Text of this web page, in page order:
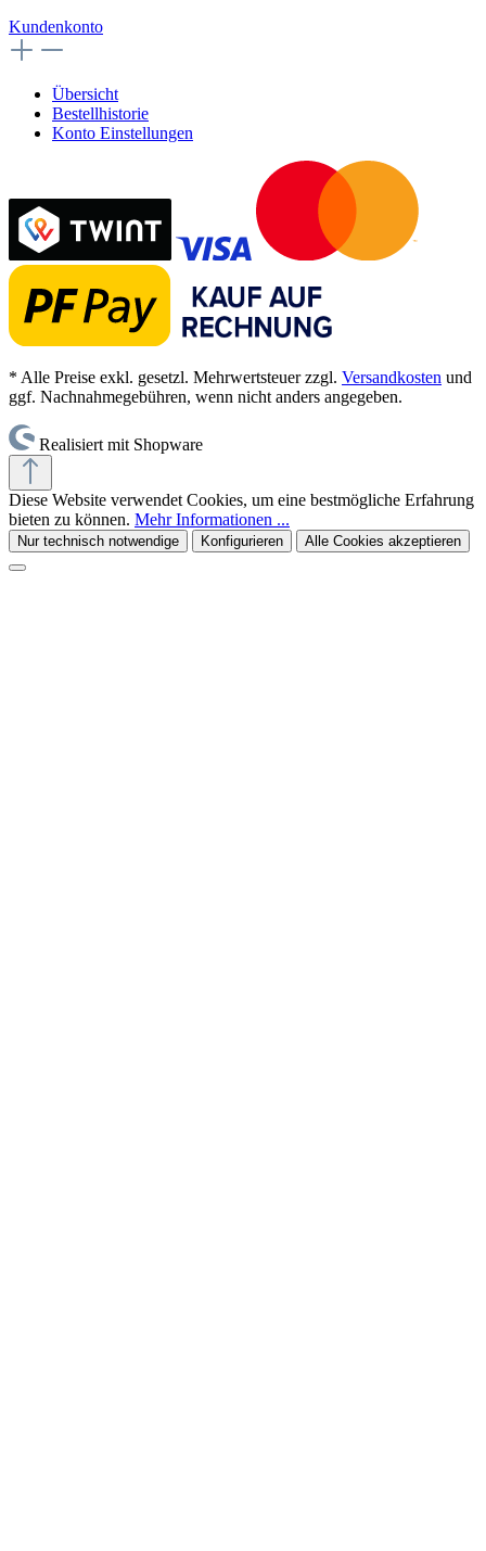
Kundenkonto
Übersicht
Bestellhistorie
Konto Einstellungen
* Alle Preise exkl. gesetzl. Mehrwertsteuer zzgl. Versandkosten und
ggf. Nachnahmegebühren, wenn nicht anders angegeben.
Realisiert mit Shopware
Diese Website verwendet Cookies, um eine bestmögliche Erfahrung
bieten zu können. Mehr Informationen ...
Nur technisch notwendige Konfigurieren Alle Cookies akzeptieren